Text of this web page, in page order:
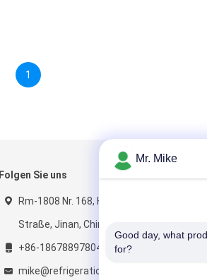
1
Folgen Sie uns
Rm-1808 Nr. 168, Huayuan-
Straße, Jinan, China, 250100
+86-18678897804
mike@refrigerationcompressorunit.com
Mr. Mike
Good day, what
for?